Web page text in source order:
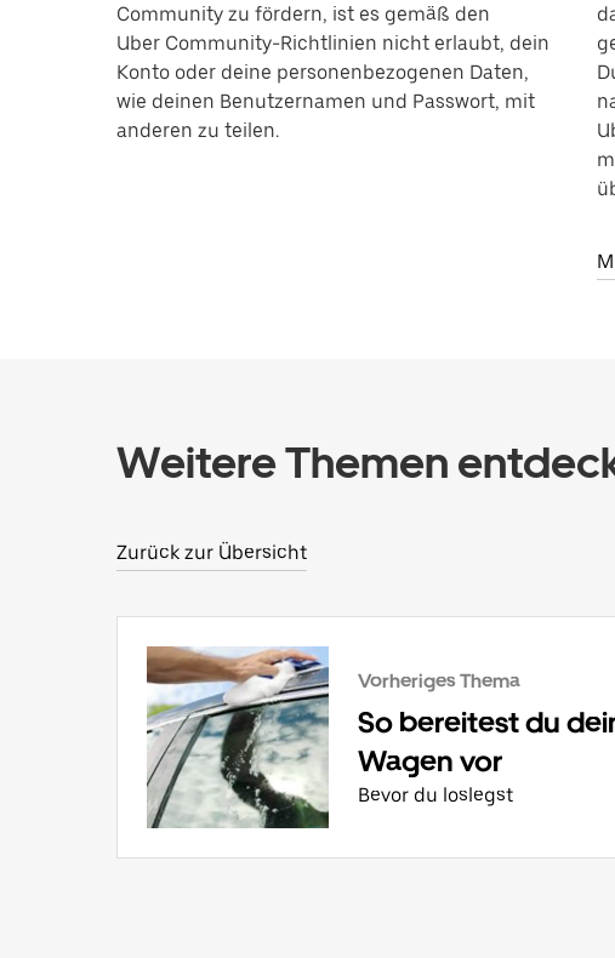
Community zu fördern, ist es gemäß den
Uber Community-Richtlinien nicht erlaubt, dein
Konto oder deine personenbezogenen Daten,
wie deinen Benutzernamen und Passwort, mit
anderen zu teilen.
Weitere Themen
Zurück zur Übersicht
Vorheriges Thema
So bereitest du
Wagen vor
Bevor du loslegst